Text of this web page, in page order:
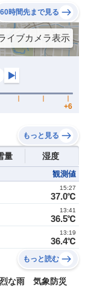
60時間先まで見る
もっと見る
量 湿度
観測値
37.0℃
15:27
36.5℃
13:41
36.4℃
13:19
もっと読む
な雨 気象防災